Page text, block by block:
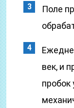
Поле
век, и
пробок